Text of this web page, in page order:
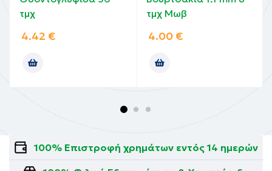
τμχ
4.42 €
τμχ Μωβ
4.00 €
100% Επιστροφή χρημάτων εντός 14 ημερών